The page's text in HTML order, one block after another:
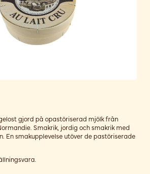
gjord på opastöriserad mjölk från
Smakrik, jordig och smakrik med
En smakupplevelse utöver de pastöriserade